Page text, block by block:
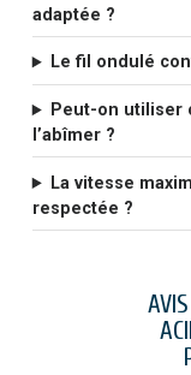
adaptée ?
Le fil ondulé
Peut-on utiliser
l’abîmer ?
La vitesse
respectée ?